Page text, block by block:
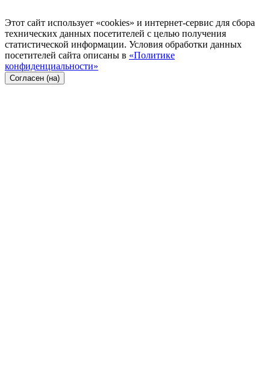
Этот сайт использует «cookies» и интернет-сервис для сбора
технических данных посетителей с целью получения
статистической информации. Условия обработки данных
посетителей сайта описаны в «Политике
конфиденциальности»
Согласен (на)